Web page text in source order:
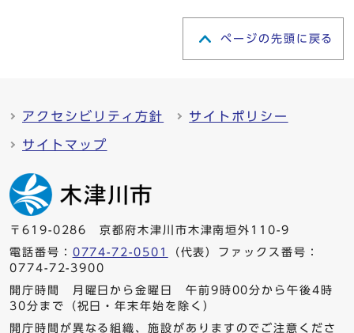
ページの先頭に戻る
アクセシビリティ方針 サイトポリシー
サイトマップ
〒619-0286 京都府木津川市木津南垣外110-9
電話番号： 0774-72-0501
（代表）ファックス番号：
0774-72-3900
開庁時間 月曜日から金曜日 午前9時00分から午後4時
30分まで（祝日・年末年始を除く）
開庁時間が異なる組織、施設がありますのでご注意くださ